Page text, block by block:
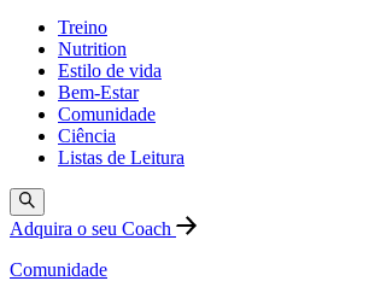
Treino
Nutrition
Estilo de vida
Bem-Estar
Comunidade
Ciência
Listas de Leitura
Adquira o seu Coach
Comunidade